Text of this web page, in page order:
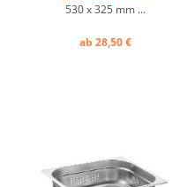
530 x 325 mm ...
ab 28,50 €